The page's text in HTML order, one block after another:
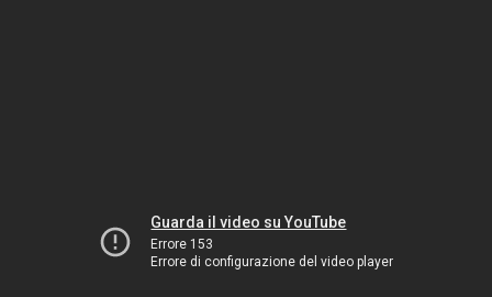
Guarda il video su YouTube
Errore 153
Errore di configurazione del video player